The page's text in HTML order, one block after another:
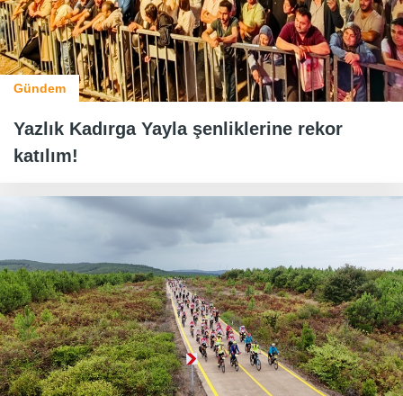
Gündem
Yazlık Kadırga Yayla şenliklerine rekor
katılım!